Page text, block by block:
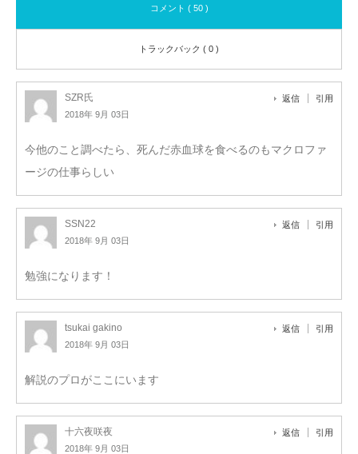
コメント ( 50 )
トラックバック ( 0 )
SZR氏
2018年 9月 03日
返信 引用
今他のこと調べたら、死んだ赤血球を食べるのもマクロファ
ージの仕事らしい
SSN22
2018年 9月 03日
返信 引用
勉強になります！
tsukai gakino
2018年 9月 03日
返信 引用
解説のプロがここにいます
十六夜咲夜
2018年 9月 03日
返信 引用